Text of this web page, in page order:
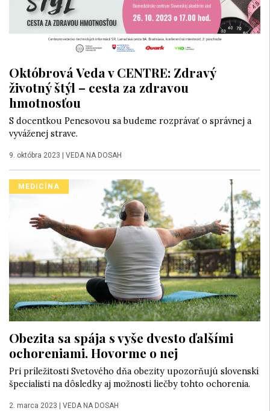
Októbrová Veda v CENTRE: Zdravý
životný štýl – cesta za zdravou
hmotnosťou
S docentkou Penesovou sa budeme rozprávať o správnej a
vyváženej strave.
9. októbra 2023 VEDA NA DOSAH
MEDICÍNA
Obezita sa spája s vyše dvesto ďalšími
ochoreniami. Hovorme o nej
Pri príležitosti Svetového dňa obezity upozorňujú slovenskí
špecialisti na dôsledky aj možnosti liečby tohto ochorenia.
2. marca 2023 VEDA NA DOSAH